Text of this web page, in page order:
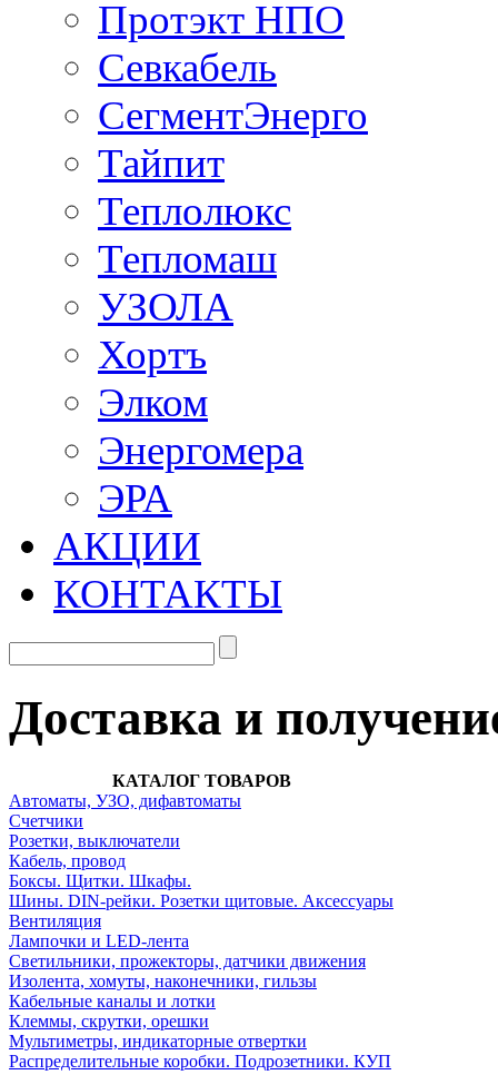
Протэкт НПО
Севкабель
СегментЭнерго
Тайпит
Теплолюкс
Тепломаш
УЗОЛА
Хортъ
Элком
Энергомера
ЭРА
АКЦИИ
КОНТАКТЫ
Доставка и
КАТАЛОГ ТОВАРОВ
Автоматы, УЗО, дифавтоматы
Счетчики
Розетки, выключатели
Кабель, провод
Боксы. Щитки. Шкафы.
Шины. DIN-рейки. Розетки щитовые. Аксессуары
Вентиляция
Лампочки и LED-лента
Светильники, прожекторы, датчики движения
Изолента, хомуты, наконечники, гильзы
Кабельные каналы и лотки
Клеммы, скрутки, орешки
Мультиметры, индикаторные отвертки
Распределительные коробки. Подрозетники. КУП